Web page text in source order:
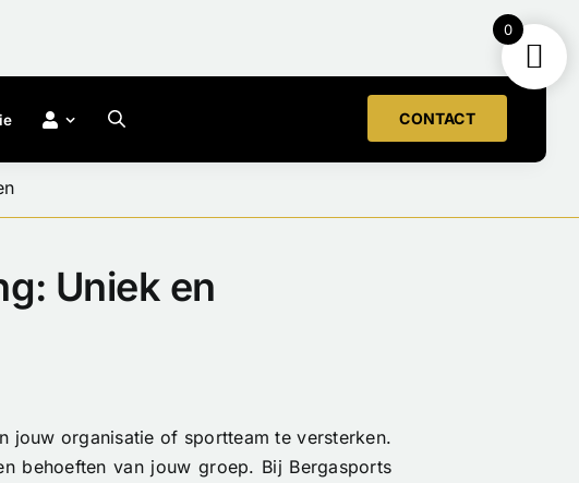
CONTACT
Uniek en
jouw organisatie of sportteam te versterken.
behoeften van jouw groep. Bij Bergasports
0